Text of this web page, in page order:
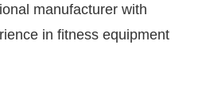
manufacturer with
in fitness equipment